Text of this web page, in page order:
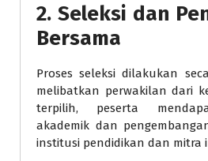
2. Seleksi dan
Bersama
Proses seleksi dilakukan
melibatkan perwakilan dari
terpilih, peserta
akademik dan
institusi pendidikan dan mitra